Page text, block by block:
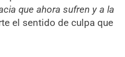
que ahora sufren y a la
el sentido de culpa que